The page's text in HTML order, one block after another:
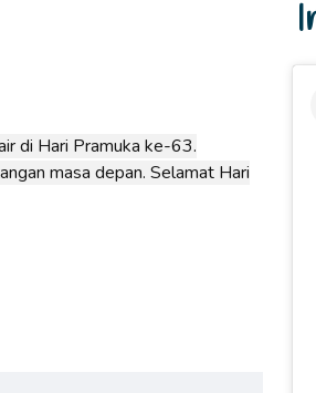
di Hari Pramuka ke-63.
masa depan. Selamat Hari